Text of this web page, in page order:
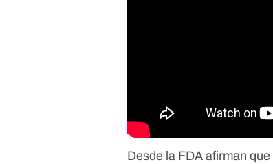
Desde la FDA afirman que